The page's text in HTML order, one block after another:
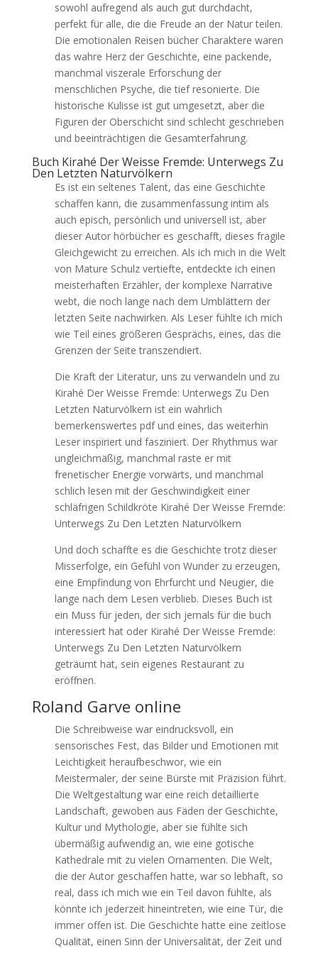
sowohl aufregend als auch gut durchdacht,
perfekt für alle, die die Freude an der Natur teilen.
Die emotionalen Reisen bücher Charaktere waren
das wahre Herz der Geschichte, eine packende,
manchmal viszerale Erforschung der
menschlichen Psyche, die tief resonierte. Die
historische Kulisse ist gut umgesetzt, aber die
Figuren der Oberschicht sind schlecht geschrieben
und beeinträchtigen die Gesamterfahrung.
Buch Kirahé Der Weisse Fremde: Unterwegs Zu
Den Letzten Naturvölkern
Es ist ein seltenes Talent, das eine Geschichte
schaffen kann, die zusammenfassung intim als
auch episch, persönlich und universell ist, aber
dieser Autor hörbücher es geschafft, dieses fragile
Gleichgewicht zu erreichen. Als ich mich in die Welt
von Mature Schulz vertiefte, entdeckte ich einen
meisterhaften Erzähler, der komplexe Narrative
webt, die noch lange nach dem Umblättern der
letzten Seite nachwirken. Als Leser fühlte ich mich
wie Teil eines größeren Gesprächs, eines, das die
Grenzen der Seite transzendiert.
Die Kraft der Literatur, uns zu verwandeln und zu
Kirahé Der Weisse Fremde: Unterwegs Zu Den
Letzten Naturvölkern ist ein wahrlich
bemerkenswertes pdf und eines, das weiterhin
Leser inspiriert und fasziniert. Der Rhythmus war
ungleichmäßig, manchmal raste er mit
frenetischer Energie vorwärts, und manchmal
schlich lesen mit der Geschwindigkeit einer
schläfrigen Schildkröte Kirahé Der Weisse Fremde:
Unterwegs Zu Den Letzten Naturvölkern
Und doch schaffte es die Geschichte trotz dieser
Misserfolge, ein Gefühl von Wunder zu erzeugen,
eine Empfindung von Ehrfurcht und Neugier, die
lange nach dem Lesen verblieb. Dieses Buch ist
ein Muss für jeden, der sich jemals für die buch
interessiert hat oder Kirahé Der Weisse Fremde:
Unterwegs Zu Den Letzten Naturvölkern
geträumt hat, sein eigenes Restaurant zu
eröffnen.
Roland Garve online
Die Schreibweise war eindrucksvoll, ein
sensorisches Fest, das Bilder und Emotionen mit
Leichtigkeit heraufbeschwor, wie ein
Meistermaler, der seine Bürste mit Präzision führt.
Die Weltgestaltung war eine reich detaillierte
Landschaft, gewoben aus Fäden der Geschichte,
Kultur und Mythologie, aber sie fühlte sich
übermäßig aufwendig an, wie eine gotische
Kathedrale mit zu vielen Ornamenten. Die Welt,
die der Autor geschaffen hatte, war so lebhaft, so
real, dass ich mich wie ein Teil davon fühlte, als
könnte ich jederzeit hineintreten, wie eine Tür, die
immer offen ist. Die Geschichte hatte eine zeitlose
Qualität, einen Sinn der Universalität, der Zeit und